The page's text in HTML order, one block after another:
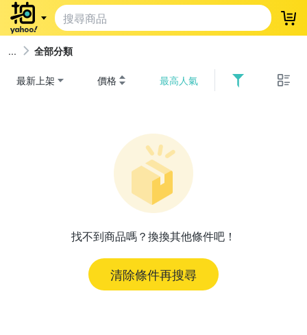
登
全部分類
最新上架 價格 最高人氣
找不到商品嗎？換換其他條件吧！
清除條件再搜尋